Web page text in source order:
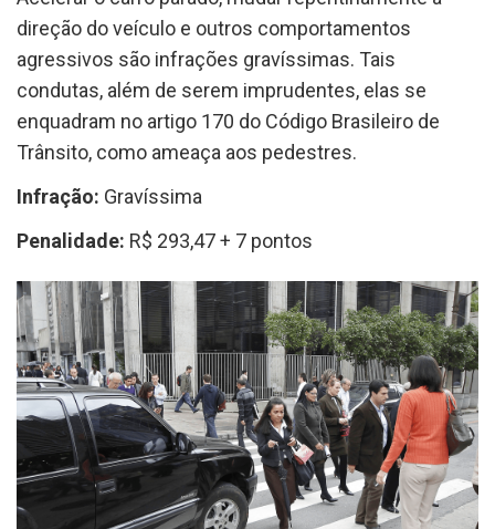
direção do veículo e outros comportamentos
agressivos são infrações gravíssimas. Tais
condutas, além de serem imprudentes, elas se
enquadram no artigo 170 do Código Brasileiro de
Trânsito, como ameaça aos pedestres.
Infração: Gravíssima
Penalidade: R$ 293,47 + 7 pontos